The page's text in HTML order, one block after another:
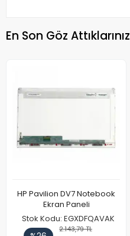
En Son Göz Attıklarınız
HP Pavilion DV7 Notebook
Ekran Paneli
Stok Kodu: EGXDFQAVAK
2.143,79 TL